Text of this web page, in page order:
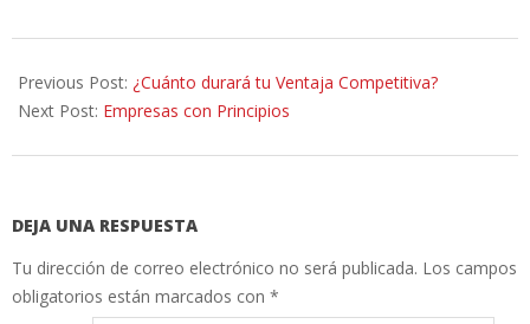
07-
19
Previous Post: ¿Cuánto durará tu Ventaja Competitiva?
Next Post: Empresas con Principios
DEJA UNA RESPUESTA
Tu dirección de correo electrónico no será publicada. Los campos
obligatorios están marcados con *